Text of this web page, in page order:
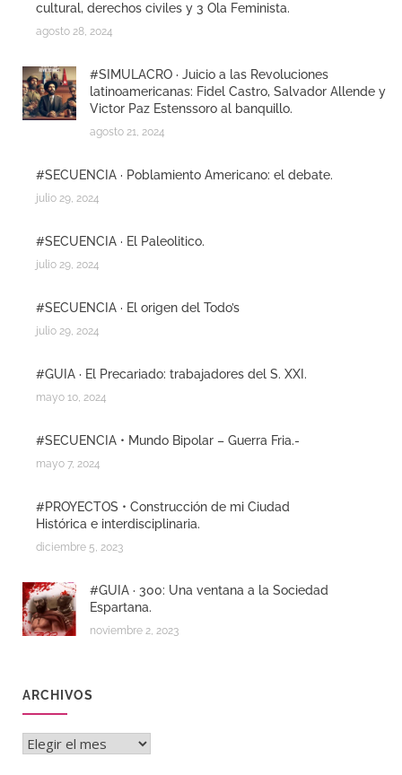
cultural, derechos civiles y 3 Ola Feminista.
agosto 28, 2024
#SIMULACRO · Juicio a las Revoluciones
latinoamericanas: Fidel Castro, Salvador Allende y
Victor Paz Estenssoro al banquillo.
agosto 21, 2024
#SECUENCIA · Poblamiento Americano: el debate.
julio 29, 2024
#SECUENCIA · El Paleolitico.
julio 29, 2024
#SECUENCIA · El origen del Todo’s
julio 29, 2024
#GUIA · El Precariado: trabajadores del S. XXI.
mayo 10, 2024
#SECUENCIA • Mundo Bipolar – Guerra Fria.-
mayo 7, 2024
#PROYECTOS • Construcción de mi Ciudad
Histórica e interdisciplinaria.
diciembre 5, 2023
#GUIA · 300: Una ventana a la Sociedad
Espartana.
noviembre 2, 2023
ARCHIVOS
Archivos